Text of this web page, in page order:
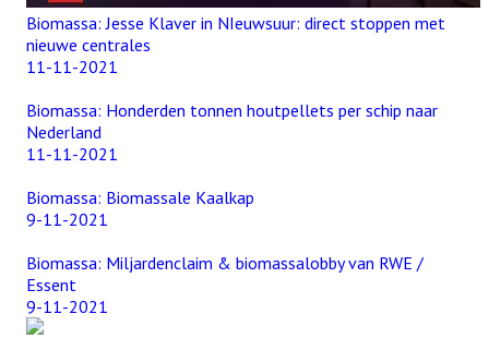
Biomassa: Jesse Klaver in NIeuwsuur: direct stoppen met
nieuwe centrales
11-11-2021
Biomassa: Honderden tonnen houtpellets per schip naar
Nederland
11-11-2021
Biomassa: Biomassale Kaalkap
9-11-2021
Biomassa: Miljardenclaim & biomassalobby van RWE /
Essent
9-11-2021